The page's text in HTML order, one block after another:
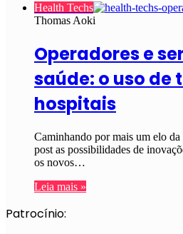
Health Techs
Thomas Aoki
Operadores e
saúde: o uso de
hospitais
Caminhando por mais um elo
post as possibilidades de
os novos…
Leia mais »
Patrocínio: